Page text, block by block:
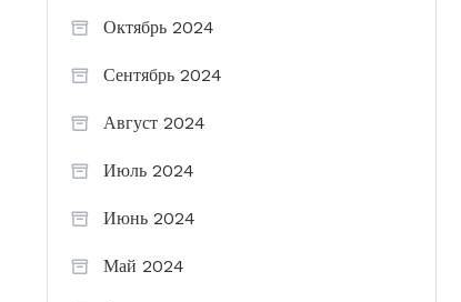
Октябрь 2024
Сентябрь 2024
Август 2024
Июль 2024
Июнь 2024
Май 2024